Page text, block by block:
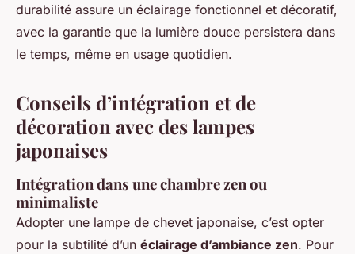
durabilité assure un éclairage fonctionnel et décoratif,
avec la garantie que la lumière douce persistera dans
le temps, même en usage quotidien.
Conseils d’intégration et de
décoration avec des lampes
japonaises
Intégration dans une chambre zen ou
minimaliste
Adopter une lampe de chevet japonaise, c’est opter
pour la subtilité d’un éclairage d’ambiance zen. Pour